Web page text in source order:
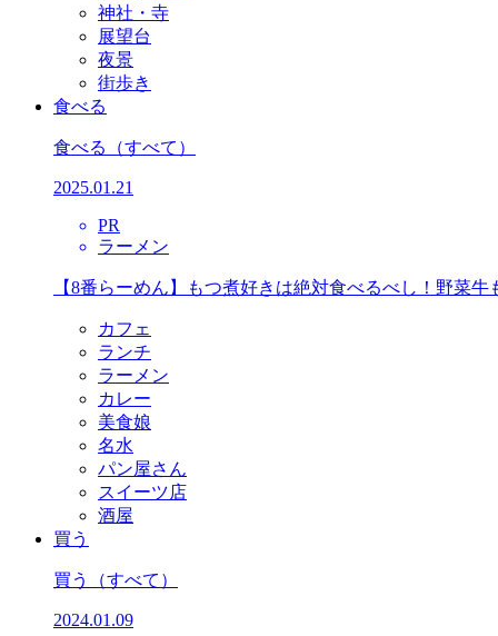
神社・寺
展望台
夜景
街歩き
食べる
食べる （すべて）
2025.01.21
PR
ラーメン
【8番らーめん】もつ煮好きは絶対食べるべし！野菜
カフェ
ランチ
ラーメン
カレー
美食娘
名水
パン屋さん
スイーツ店
酒屋
買う
買う （すべて）
2024.01.09